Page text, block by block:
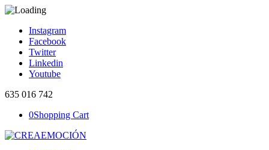
Instagram
Facebook
Twitter
Linkedin
Youtube
635 016 742
0Shopping Cart